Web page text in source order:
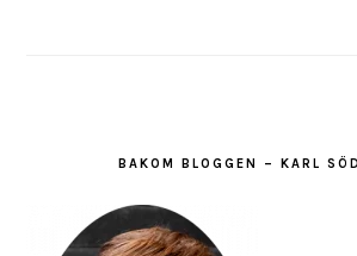
BAKOM BLOGGEN – KARL